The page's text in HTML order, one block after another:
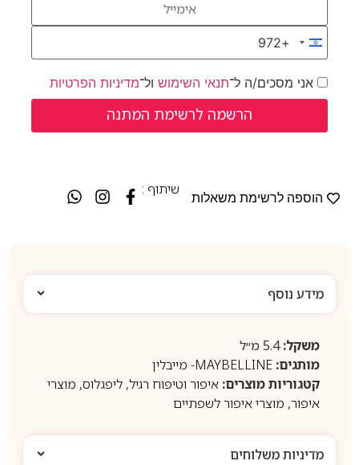
Israel +972
+972
אני מסכים/ה ל־תנאי השימושול־מדיניות הפרטיות
הוספה לרשימת משאלות
שיתוף :
מידע נוסף
משקל:5.4 מ״ל
מותגים: MAYBELLINE- מייבלין
קטגוריות מוצרים: איפור וטיפוח רגיל, ליפגלוס, מוצרי
איפור, מוצרי איפור לשפתיים
מדיניות משלוחים